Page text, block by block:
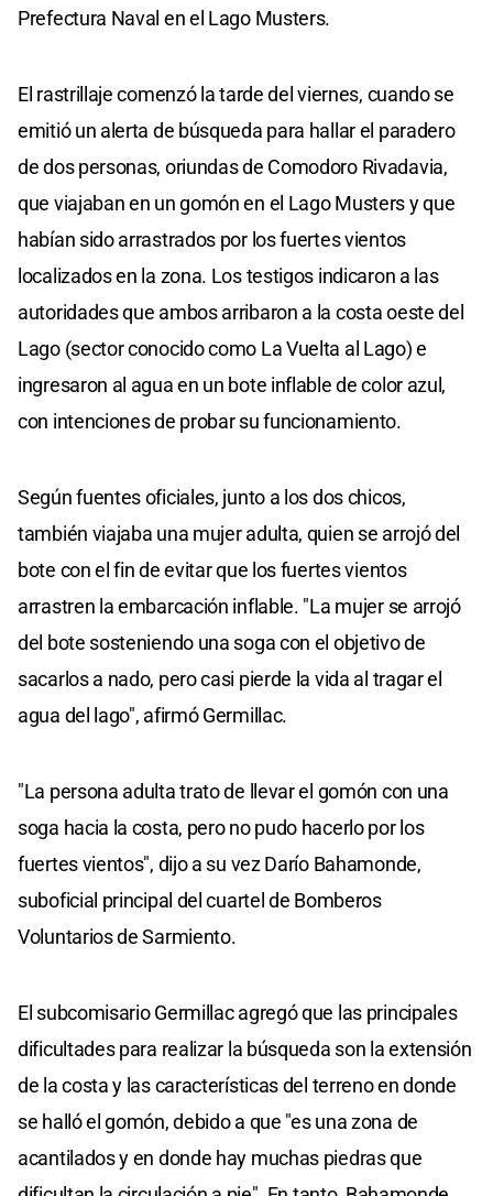
Prefectura Naval en el Lago Musters.
El rastrillaje comenzó la tarde del viernes, cuando se
emitió un alerta de búsqueda para hallar el paradero
de dos personas, oriundas de Comodoro Rivadavia,
que viajaban en un gomón en el Lago Musters y que
habían sido arrastrados por los fuertes vientos
localizados en la zona. Los testigos indicaron a las
autoridades que ambos arribaron a la costa oeste del
Lago (sector conocido como La Vuelta al Lago) e
ingresaron al agua en un bote inflable de color azul,
con intenciones de probar su funcionamiento.
Según fuentes oficiales, junto a los dos chicos,
también viajaba una mujer adulta, quien se arrojó del
bote con el fin de evitar que los fuertes vientos
arrastren la embarcación inflable. "La mujer se arrojó
del bote sosteniendo una soga con el objetivo de
sacarlos a nado, pero casi pierde la vida al tragar el
agua del lago", afirmó Germillac.
"La persona adulta trato de llevar el gomón con una
soga hacia la costa, pero no pudo hacerlo por los
fuertes vientos", dijo a su vez Darío Bahamonde,
suboficial principal del cuartel de Bomberos
Voluntarios de Sarmiento.
El subcomisario Germillac agregó que las principales
dificultades para realizar la búsqueda son la extensión
de la costa y las características del terreno en donde
se halló el gomón, debido a que "es una zona de
acantilados y en donde hay muchas piedras que